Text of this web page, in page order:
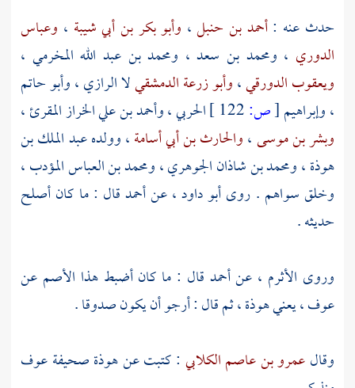
حدث عنه :أحمد بن حنبل، وأبو بكر بن أبي شيبة ، وعباس
الدوري ، ومحمد بن سعد ، ومحمد بن عبد الله المخرمي ،
ويعقوب الدورقي،وأبو زرعة الدمشقيلاالرازي،وأبو حاتم
،وإبراهيم[ص: الحربي،وأحمد بن علي الخراز المقرئ،
وبشر بن موسى،والحارث بن أبي أسامة، وولدهعبد الملك بن
هوذة،ومحمد بن شاذان الجوهري،ومحمد بن العباس المؤدب،
وخلق سواهم . روىأبو داود، عنأحمدقال : ما كان أصلح
حديثه .
وروى الأثرم ، عنأحمد قال : ما كان أضبط هذا الأصم عن
عوف، يعنيهوذة، ثم قال : أرجو أن يكون صدوقا .
وقالعمرو بن عاصم الكلابي : كتبت عنهوذةصحيفةعوف